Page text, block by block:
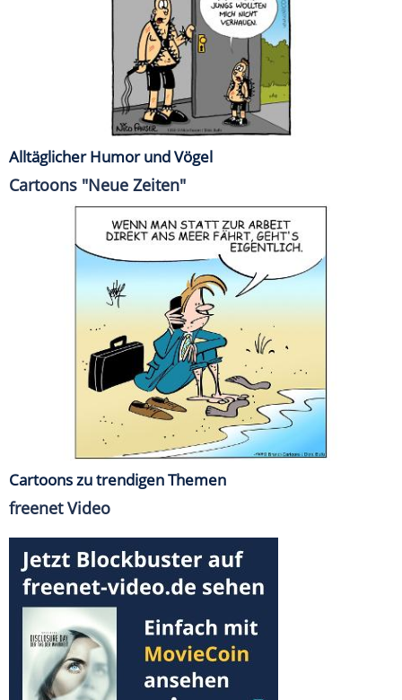
Alltäglicher Humor und Vögel
Cartoons "Neue Zeiten"
Cartoons zu trendigen Themen
freenet Video